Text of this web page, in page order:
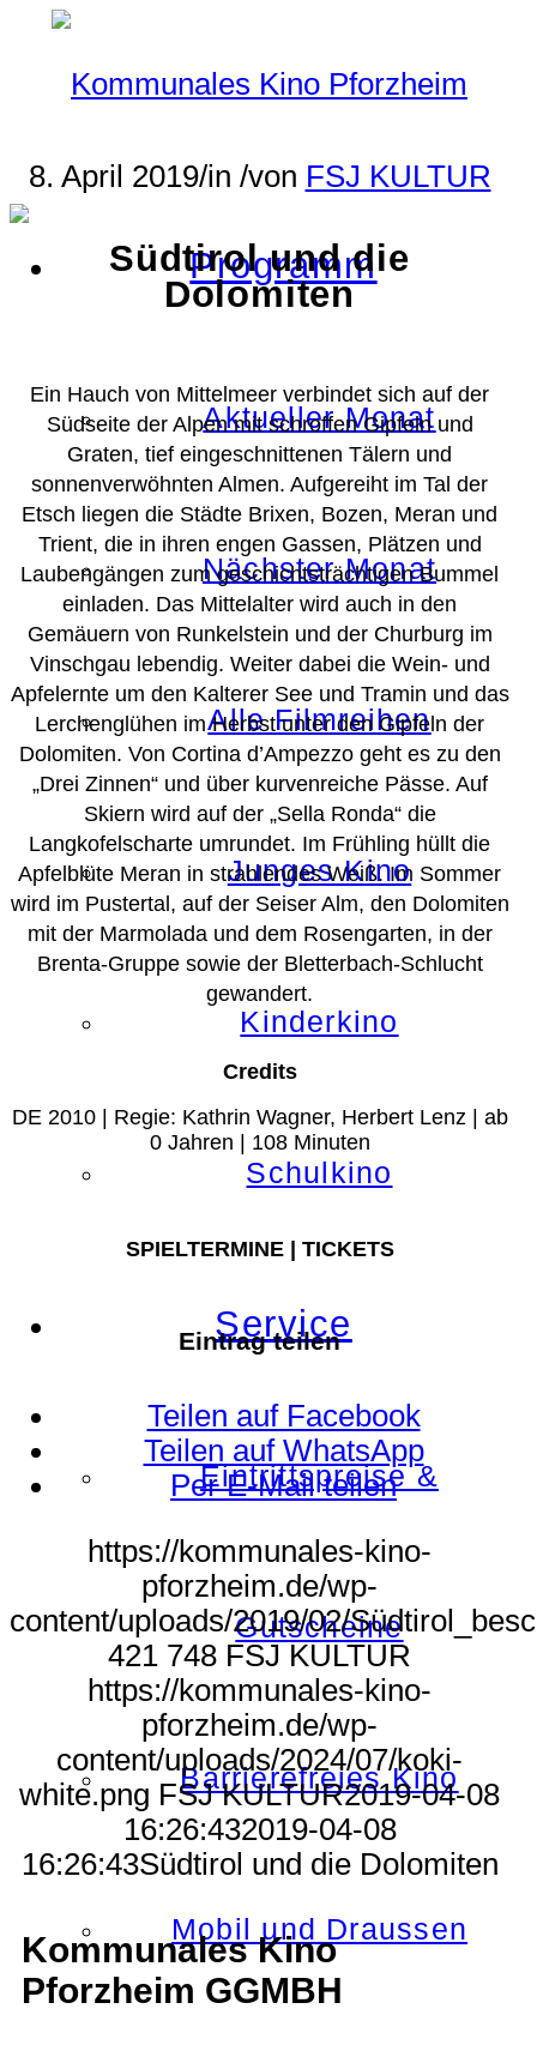
Programm
Aktueller Monat
Nächster Monat
Alle Filmreihen
Junges Kino
Kinderkino
Schulkino
Service
Eintrittspreise &
Gutscheine
Barrierefreies Kino
Mobil und Draussen
8. April 2019/in /von FSJ KULTUR
Südtirol und die
Dolomiten
Ein Hauch von Mittelmeer verbindet sich auf der
Südseite der Alpen mit schroffen Gipfeln und
Graten, tief eingeschnittenen Tälern und
sonnenverwöhnten Almen. Aufgereiht im Tal der
Etsch liegen die Städte Brixen, Bozen, Meran und
Trient, die in ihren engen Gassen, Plätzen und
Laubengängen zum geschichtsträchtigen Bummel
einladen. Das Mittelalter wird auch in den
Gemäuern von Runkelstein und der Churburg im
Vinschgau lebendig. Weiter dabei die Wein- und
Apfelernte um den Kalterer See und Tramin und das
Lerchenglühen im Herbst unter den Gipfeln der
Dolomiten. Von Cortina d’Ampezzo geht es zu den
„Drei Zinnen“ und über kurvenreiche Pässe. Auf
Skiern wird auf der „Sella Ronda“ die
Langkofelscharte umrundet. Im Frühling hüllt die
Apfelblüte Meran in strahlendes Weiß. Im Sommer
wird im Pustertal, auf der Seiser Alm, den Dolomiten
mit der Marmolada und dem Rosengarten, in der
Brenta-Gruppe sowie der Bletterbach-Schlucht
gewandert.
Credits
DE 2010 | Regie: Kathrin Wagner, Herbert Lenz | ab
0 Jahren | 108 Minuten
SPIELTERMINE | TICKETS
Eintrag teilen
Teilen auf Facebook
Teilen auf WhatsApp
Per E-Mail teilen
https://kommunales-kino-
pforzheim.de/wp-
content/uploads/2019/02/
421 748 FSJ KULTUR
https://kommunales-kino-
pforzheim.de/wp-
content/uploads/2024/07/koki-
white.png FSJ KULTUR2019-04-08
16:26:432019-04-08
16:26:43Südtirol und die Dolomiten
Kommunales Kino
Pforzheim GGMBH